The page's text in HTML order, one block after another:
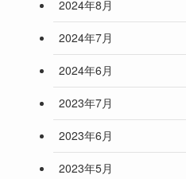
2024年8月
2024年7月
2024年6月
2023年7月
2023年6月
2023年5月